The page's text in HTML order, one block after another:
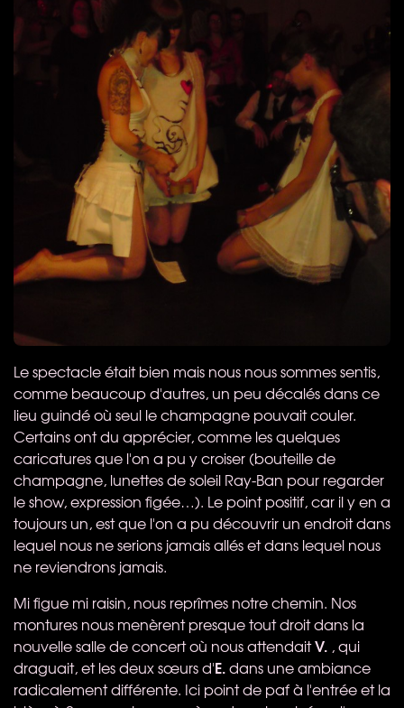
Le spectacle était bien mais nous nous sommes sentis,
comme beaucoup d'autres, un peu décalés dans ce
lieu guindé où seul le champagne pouvait couler.
Certains ont du apprécier, comme les quelques
caricatures que l'on a pu y croiser (bouteille de
champagne, lunettes de soleil Ray-Ban pour regarder
le show, expression figée…). Le point positif, car il y en a
toujours un, est que l'on a pu découvrir un endroit dans
lequel nous ne serions jamais allés et dans lequel nous
ne reviendrons jamais.
Mi figue mi raisin, nous reprîmes notre chemin. Nos
montures nous menèrent presque tout droit dans la
nouvelle salle de concert où nous attendaitV. , qui
draguait, et les deux sœurs d'E.dans une ambiance
radicalement différente. Ici point de paf à l'entrée et la